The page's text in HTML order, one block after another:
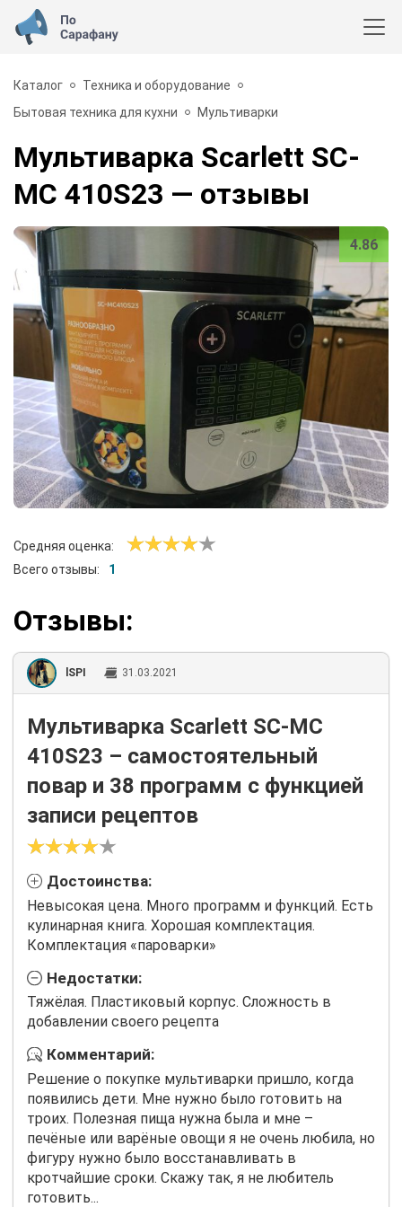
Каталог
Техника и оборудование
Бытовая техника для кухни
Мультиварки
Мультиварка Scarlett SC-
MC 410S23 — отзывы
4.86
Средняя оценка:
Всего отзывы:
1
Отзывы:
lSPI 31.03.2021
Мультиварка Scarlett SC-MC
410S23 – самостоятельный
повар и 38 программ с функцией
записи рецептов
Достоинства:
Невысокая цена. Много программ и функций. Есть
кулинарная книга. Хорошая комплектация.
Комплектация «пароварки»
Недостатки:
Тяжёлая. Пластиковый корпус. Сложность в
добавлении своего рецепта
Комментарий:
Решение о покупке мультиварки пришло, когда
появились дети. Мне нужно было готовить на
троих. Полезная пища нужна была и мне –
печёные или варёные овощи я не очень любила, но
фигуру нужно было восстанавливать в
кротчайшие сроки. Скажу так, я не любитель
готовить...